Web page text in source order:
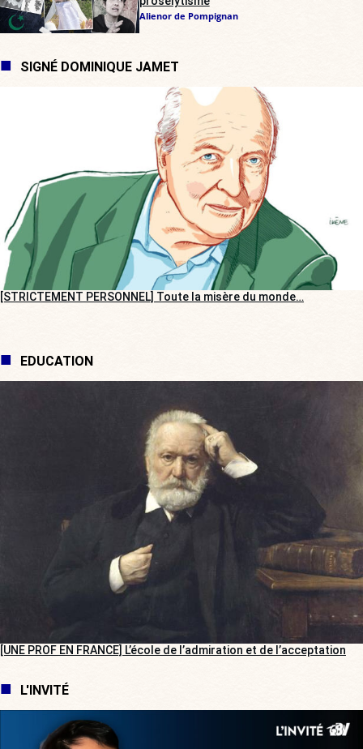
Alienor de Pompignan
SIGNÉ DOMINIQUE JAMET
[STRICTEMENT PERSONNEL] Toute la misère du monde…
EDUCATION
[UNE PROF EN FRANCE] L’école de l’admiration et de l’acceptation
L'INVITÉ